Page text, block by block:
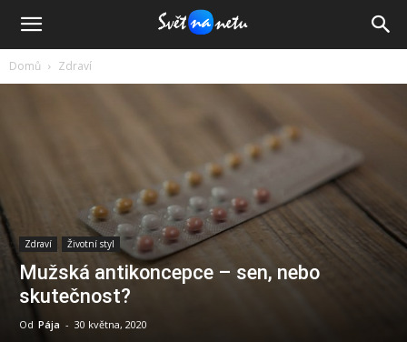
Domů Zdraví
Zdraví Životní styl
Mužská antikoncepce – sen, nebo
skutečnost?
Od Pája - 30 května, 2020